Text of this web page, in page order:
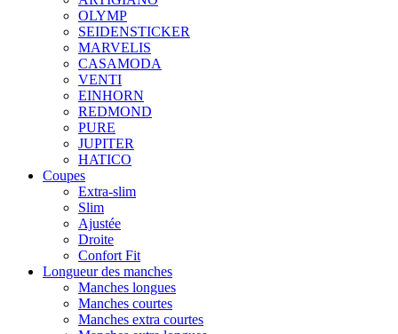
OLYMP
SEIDENSTICKER
MARVELIS
CASAMODA
VENTI
EINHORN
REDMOND
PURE
JUPITER
HATICO
Coupes
Extra-slim
Slim
Ajustée
Droite
Confort Fit
Longueur des manches
Manches longues
Manches courtes
Manches extra courtes